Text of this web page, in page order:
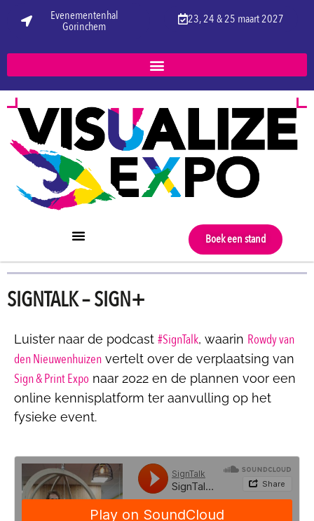
Evenementenhal
Gorinchem
23, 24 & 25 maart 2027
Boek een stand
SIGNTALK – SIGN+
Luister naar de podcast #SignTalk, waarin Rowdy van
den Nieuwenhuizen vertelt over de verplaatsing van
Sign & Print Expo naar 2022 en de plannen voor een
online kennisplatform ter aanvulling op het
fysieke event.